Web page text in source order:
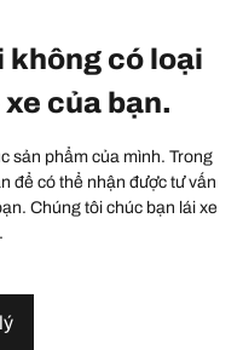
không có loại
của bạn.
sản phẩm của mình. Trong
để có thể nhận được tư vấn
Chúng tôi chúc bạn lái xe